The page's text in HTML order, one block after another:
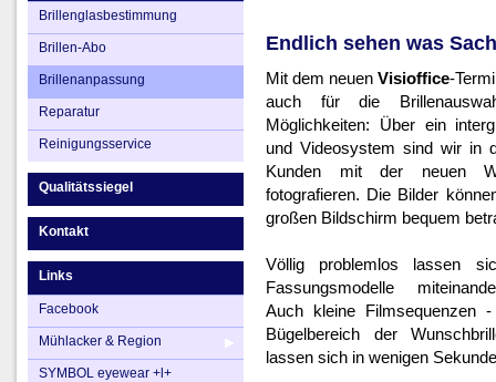
Brillenglasbestimmung
Brillen-Abo
Brillenanpassung
Reparatur
Reinigungsservice
Qualitätssiegel
Kontakt
Links
Facebook
Mühlacker & Region
SYMBOL eyewear +l+
Endlich sehen was
Mit dem neuen Visioffice-
auch für die
Möglichkeiten: Über ein
und Videosystem sind wir in
Kunden mit der neuen
fotografieren. Die Bilder
großen Bildschirm bequem
Völlig problemlos lassen
Fassungsmodelle
Auch kleine Filmsequenzen
Bügelbereich der
lassen sich in wenigen